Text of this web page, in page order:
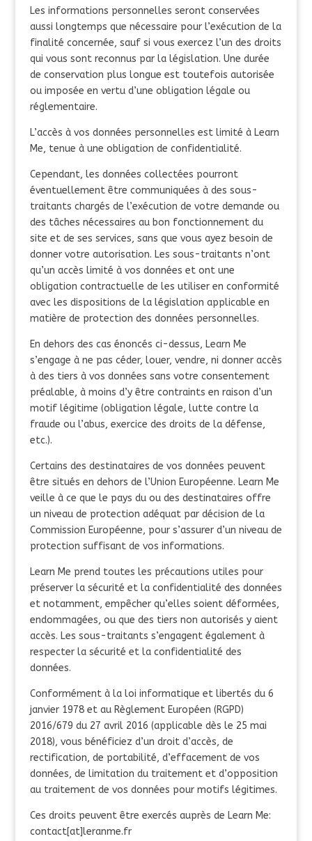
Les informations personnelles seront conservées
aussi longtemps que nécessaire pour l’exécution de la
finalité concernée, sauf si vous exercez l’un des droits
qui vous sont reconnus par la législation. Une durée
de conservation plus longue est toutefois autorisée
ou imposée en vertu d’une obligation légale ou
réglementaire.
L’accès à vos données personnelles est limité à Learn
Me, tenue à une obligation de confidentialité.
Cependant, les données collectées pourront
éventuellement être communiquées à des sous-
traitants chargés de l’exécution de votre demande ou
des tâches nécessaires au bon fonctionnement du
site et de ses services, sans que vous ayez besoin de
donner votre autorisation. Les sous-traitants n’ont
qu’un accès limité à vos données et ont une
obligation contractuelle de les utiliser en conformité
avec les dispositions de la législation applicable en
matière de protection des données personnelles.
En dehors des cas énoncés ci-dessus, Learn Me
s’engage à ne pas céder, louer, vendre, ni donner accès
à des tiers à vos données sans votre consentement
préalable, à moins d’y être contraints en raison d’un
motif légitime (obligation légale, lutte contre la
fraude ou l’abus, exercice des droits de la défense,
etc.).
Certains des destinataires de vos données peuvent
être situés en dehors de l’Union Européenne. Learn Me
veille à ce que le pays du ou des destinataires offre
un niveau de protection adéquat par décision de la
Commission Européenne, pour s’assurer d’un niveau de
protection suffisant de vos informations.
Learn Me prend toutes les précautions utiles pour
préserver la sécurité et la confidentialité des données
et notamment, empêcher qu’elles soient déformées,
endommagées, ou que des tiers non autorisés y aient
accès. Les sous-traitants s’engagent également à
respecter la sécurité et la confidentialité des
données.
Conformément à la loi informatique et libertés du 6
janvier 1978 et au Règlement Européen (RGPD)
2016/679 du 27 avril 2016 (applicable dès le 25 mai
2018), vous bénéficiez d’un droit d’accès, de
rectification, de portabilité, d’effacement de vos
données, de limitation du traitement et d’opposition
au traitement de vos données pour motifs légitimes.
Ces droits peuvent être exercés auprès de Learn Me:
contact[at]leranme.fr